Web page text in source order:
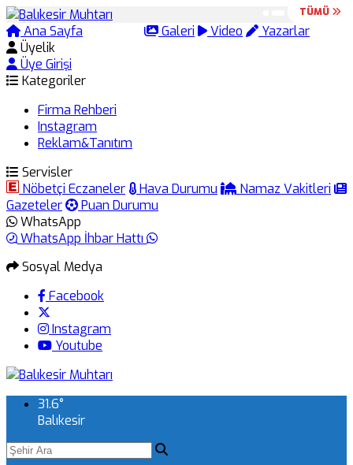
Ana Sayfa Galeri Video
Yazarlar
Üyelik
Üye Girişi
Kategoriler
Firma Rehberi
Instagram
Reklam&Tanıtım
Servisler
Nöbetçi Eczaneler
Hava Durumu
Namaz Vakitleri
Gazeteler
Puan Durumu
WhatsApp
WhatsApp İhbar Hattı
Sosyal Medya
Facebook
Instagram
Youtube
31.6°
Balıkesir
TÜMÜ
TÜMÜ